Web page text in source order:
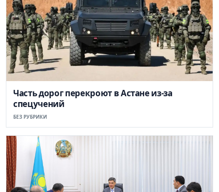
Часть дорог перекроют в Астане из-за
спецучений
БЕЗ РУБРИКИ